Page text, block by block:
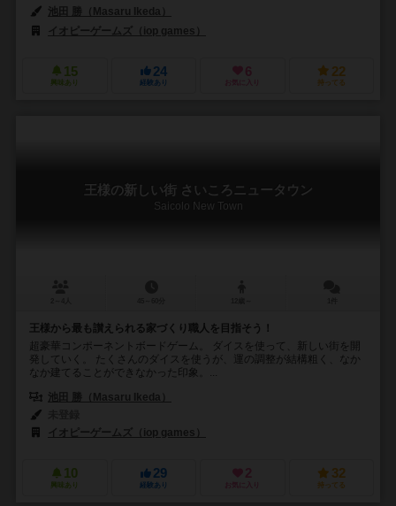
池田 勝（Masaru Ikeda）
イオピーゲームズ（iop games）
15
興味あり
24
経験あり
6
お気に入り
22
持ってる
王様の新しい街 さいころニュータウン
Saicolo New Town
王様から最も讃えられる家づくり職人を目指そう！
超豪華コンポーネントボードゲーム。 ダイスを使って、新しい街を開
発していく。 たくさんのダイスを使うが、運の調整が結構粗く、なか
なか建てることができなかった印象。...
池田 勝（Masaru Ikeda）
イオピーゲームズ（iop games）
10
興味あり
29
経験あり
2
お気に入り
32
持ってる